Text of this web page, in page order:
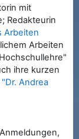
mit
Redakteurin
Arbeiten
Arbeiten
ihre kurzen
Andrea